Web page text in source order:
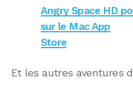
Angry Space HD
sur le Mac App
Store
Et les autres aventures